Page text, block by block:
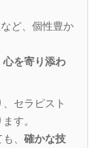
ど、個性豊か
を寄り添わ
セラピスト
す。
も、確かな技